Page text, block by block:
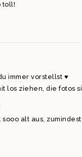
toll!
immer vorstellst ♥
los ziehen, die fotos
alt aus,